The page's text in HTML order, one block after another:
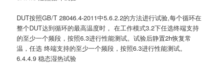
DUT按照GB/T 28046.4-2011中5.6.2.2的方法进行试验,每个循环在
整个DUT达到循环的最高温度时， 在工作模式3.2下任选终端支持
的至少一个频段，按照6.3进行性能测试。试验后静置2h恢复常
温，任选 终端支持的至少一个频段，按照6.3进行性能测试。
6.4.4.9 稳态湿热试验